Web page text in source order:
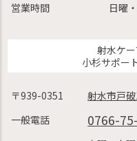
営業時間
日曜
射水ケ
小杉サポー
〒939-0351
射水市戸
一般電話
0766-